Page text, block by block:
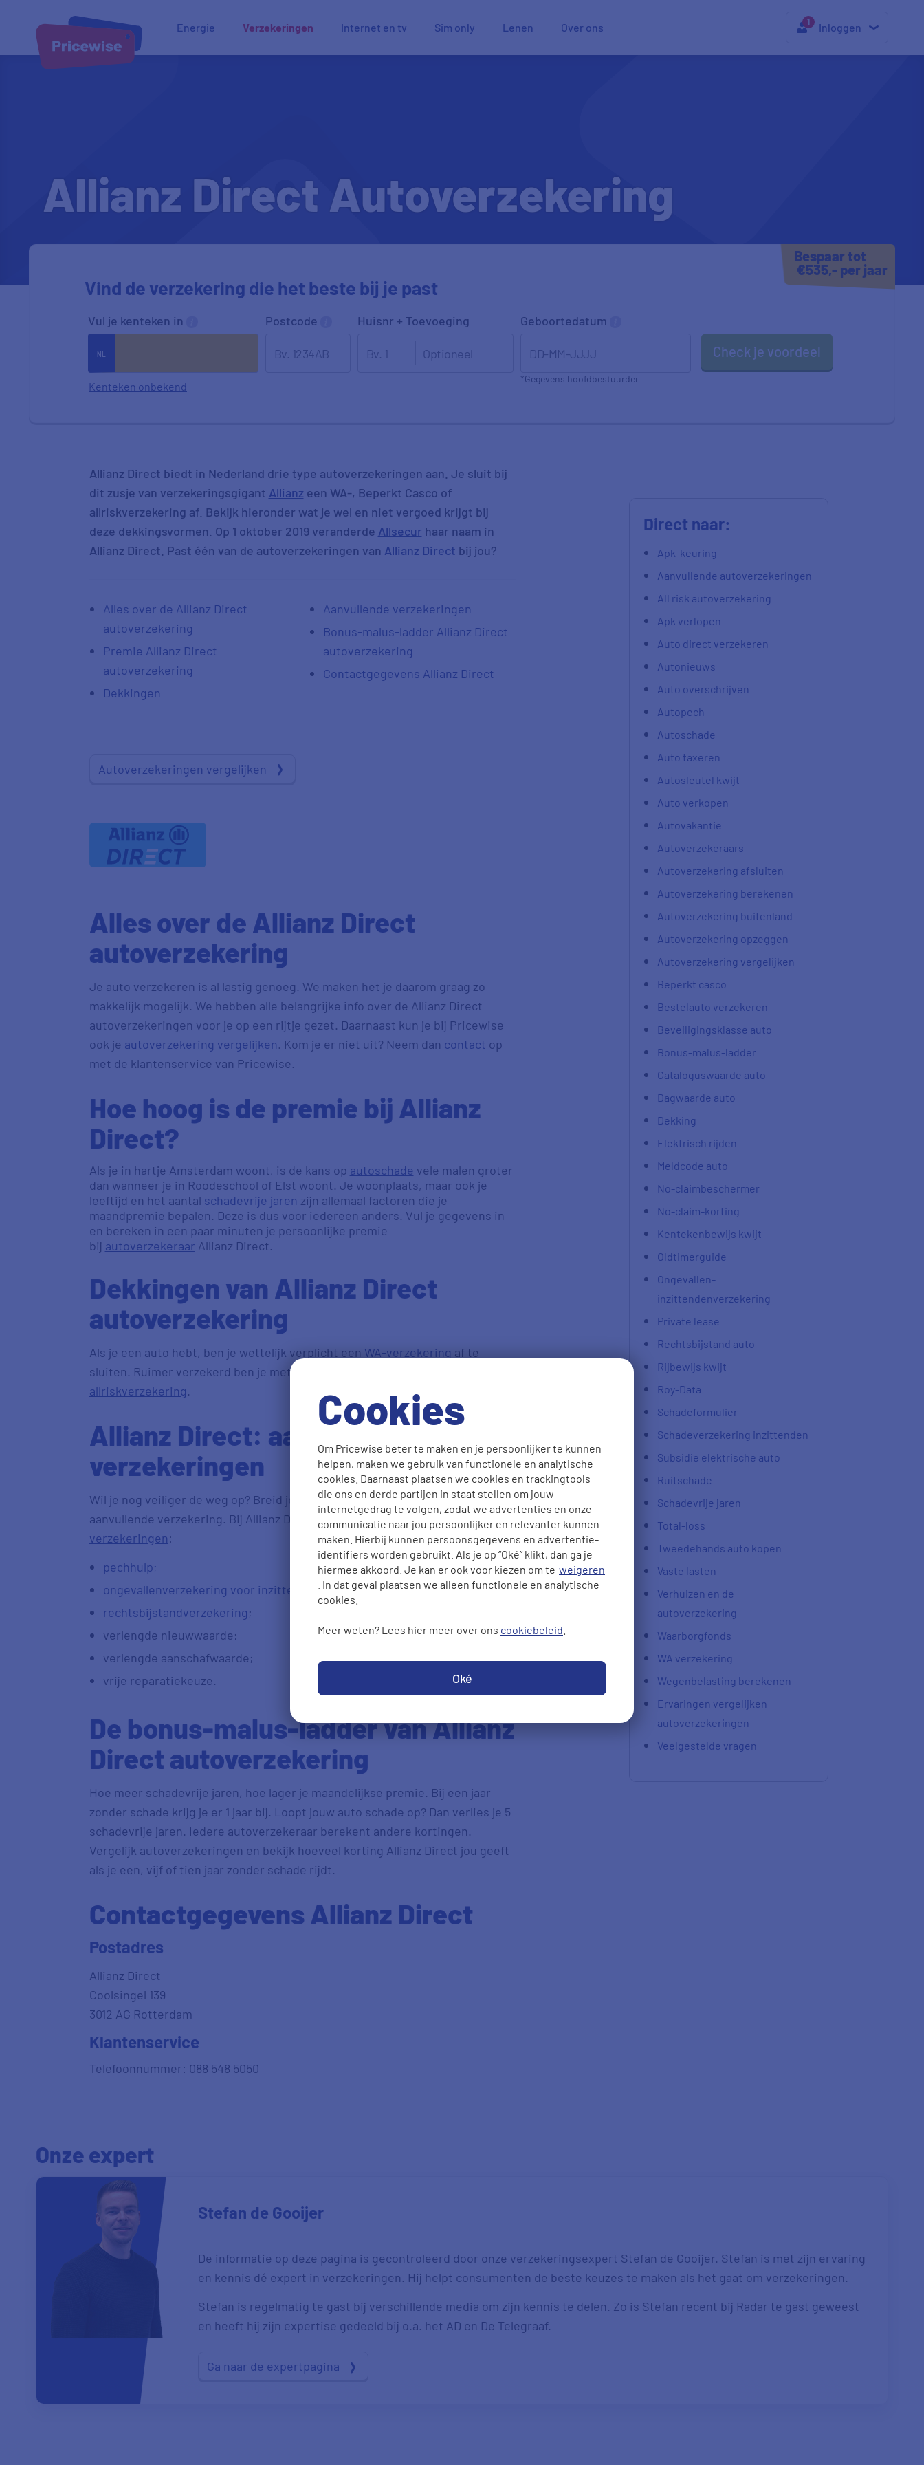
Cookies
Om Pricewise beter te maken en je persoonlijker te kunnen
helpen, maken we gebruik van functionele en analytische
cookies. Daarnaast plaatsen we cookies en trackingtools
die ons en derde partijen in staat stellen om jouw
internetgedrag te volgen, zodat we advertenties en onze
communicatie naar jou persoonlijker en relevanter kunnen
maken. Hierbij kunnen persoonsgegevens en advertentie-
identifiers worden gebruikt. Als je op “Oké” klikt, dan ga je
hiermee akkoord. Je kan er ook voor kiezen om te weigeren
. In dat geval plaatsen we alleen functionele en analytische
cookies.
Meer weten? Lees hier meer over ons cookiebeleid
Oké
Energie Verzekeringen Internet en tv Sim only Lenen Over ons Inloggen
Allianz Direct Autoverzekering
Vind de verzekering die het beste bij je past
Vul je kenteken in
Kenteken onbekend
Postcode Huisnr + Toevoeging Geboortedatum
DD-MM-JJJJ
*Gegevens hoofdbestuurder
Check je voordeel
Bespaar tot
€535,- per jaar
Allianz Direct biedt in Nederland drie type autoverzekeringen aan. Je sluit bij
dit zusje van verzekeringsgigant Allianz een WA-, Beperkt Casco of
allriskverzekering af. Bekijk hieronder wat je wel en niet vergoed krijgt bij
deze dekkingsvormen. Op 1 oktober 2019 veranderde Allsecur haar naam in
Allianz Direct. Past één van de autoverzekeringen van Allianz Direct bij jou?
Alles over de Allianz Direct
autoverzekering
Premie Allianz Direct
autoverzekering
Dekkingen
Aanvullende verzekeringen
Bonus-malus-ladder Allianz Direct
autoverzekering
Contactgegevens Allianz Direct
Autoverzekeringen vergelijken
Alles over de Allianz Direct
autoverzekering
Je auto verzekeren is al lastig genoeg. We maken het je daarom graag zo
makkelijk mogelijk. We hebben alle belangrijke info over de Allianz Direct
autoverzekeringen voor je op een rijtje gezet. Daarnaast kun je bij Pricewise
ook je autoverzekering vergelijken. Kom je er niet uit? Neem dan contact op
met de klantenservice van Pricewise.
Hoe hoog is de premie bij Allianz
Direct?
Als je in hartje Amsterdam woont, is de kans op autoschade vele malen groter
dan wanneer je in Roodeschool of Elst woont. Je woonplaats, maar ook je
leeftijd en het aantal schadevrije jaren zijn allemaal factoren die je
maandpremie bepalen. Deze is dus voor iedereen anders. Vul je gegevens in
en bereken in een paar minuten je persoonlijke premie
bij autoverzekeraar Allianz Direct.
Dekkingen van Allianz Direct
autoverzekering
Als je een auto hebt, ben je wettelijk verplicht een WA-verzekering af te
sluiten. Ruimer verzekerd ben je met een
allriskverzekering.
Allianz Direct: aanvullende
verzekeringen
Wil je nog veiliger de weg op? Breid je basisverzekering dan uit met een
aanvullende verzekering. Bij Allianz Direct kies je uit de volgende
aanvullende
verzekeringen:
pechhulp;
ongevallenverzekering voor inzittenden;
rechtsbijstandverzekering;
verlengde nieuwwaarde;
verlengde aanschafwaarde;
vrije reparatiekeuze.
De bonus-malus-ladder van Allianz
Direct autoverzekering
Hoe meer schadevrije jaren, hoe lager je maandelijkse premie. Bij een jaar
zonder schade krijg je er 1 jaar bij. Loopt jouw auto schade op? Dan verlies je 5
schadevrije jaren. Iedere autoverzekeraar berekent andere kortingen.
Vergelijk autoverzekeringen en bekijk hoeveel korting Allianz Direct jou geeft
als je een, vijf of tien jaar zonder schade rijdt.
Contactgegevens Allianz Direct
Postadres
Allianz Direct
Coolsingel 139
3012 AG Rotterdam
Klantenservice
Telefoonnummer: 088 548 5050
Direct naar:
Apk-keuring
Aanvullende autoverzekeringen
All risk autoverzekering
Apk verlopen
Auto direct verzekeren
Autonieuws
Auto overschrijven
Autopech
Autoschade
Auto taxeren
Autosleutel kwijt
Auto verkopen
Autovakantie
Autoverzekeraars
Autoverzekering afsluiten
Autoverzekering berekenen
Autoverzekering buitenland
Autoverzekering opzeggen
Autoverzekering vergelijken
Beperkt casco
Bestelauto verzekeren
Beveiligingsklasse auto
Bonus-malus-ladder
Cataloguswaarde auto
Dagwaarde auto
Dekking
Elektrisch rijden
Meldcode auto
No-claimbeschermer
No-claim-korting
Kentekenbewijs kwijt
Oldtimerguide
Ongevallen-
inzittendenverzekering
Private lease
Rechtsbijstand auto
Rijbewijs kwijt
Roy-Data
Schadeformulier
Schadeverzekering inzittenden
Subsidie elektrische auto
Ruitschade
Schadevrije jaren
Total-loss
Tweedehands auto kopen
Vaste lasten
Verhuizen en de
autoverzekering
Waarborgfonds
WA verzekering
Wegenbelasting berekenen
Ervaringen vergelijken
autoverzekeringen
Veelgestelde vragen
Onze expert
Stefan de Gooijer
De informatie op deze pagina is gecontroleerd door onze verzekeringsexpert Stefan de Gooijer. Stefan is met zijn ervaring
en kennis dé expert in verzekeringen. Hij helpt consumenten de beste keuzes te maken als het gaat om verzekeringen.
Stefan is regelmatig te gast bij verschillende media om zijn kennis te delen. Zo is Stefan recent bij Radar te gast geweest
en heeft hij zijn expertise gedeeld bij o.a. het AD en De Telegraaf.
Ga naar de expertpagina